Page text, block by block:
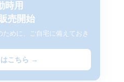
時用
売開始
ために、ご自宅に備えておき
こちら →